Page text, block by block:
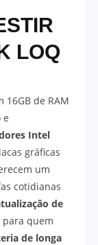
LOQ
16GB de RAM
e
Intel
gráficas
um
cotidianas
de
quem
de longa